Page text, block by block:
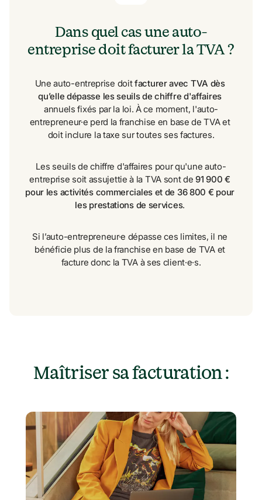
Dans quel cas une auto-
entreprise doit facturer la TVA ?
Une auto-entreprise doit facturer avec TVA dès
qu’elle dépasse les seuils de chiffre d'affaires
annuels fixés par la loi. À ce moment, l'auto-
entrepreneur·e perd la franchise en base de TVA et
doit inclure la taxe sur toutes ses factures.
Les seuils de chiffre d'affaires pour qu'une auto-
entreprise soit assujettie à la TVA sont de 91 900 €
pour les activités commerciales et de 36 800 € pour
les prestations de services.
Si l’auto-entrepreneur·e dépasse ces limites, il ne
bénéficie plus de la franchise en base de TVA et
facture donc la TVA à ses client·e·s.
Maîtriser sa facturation :